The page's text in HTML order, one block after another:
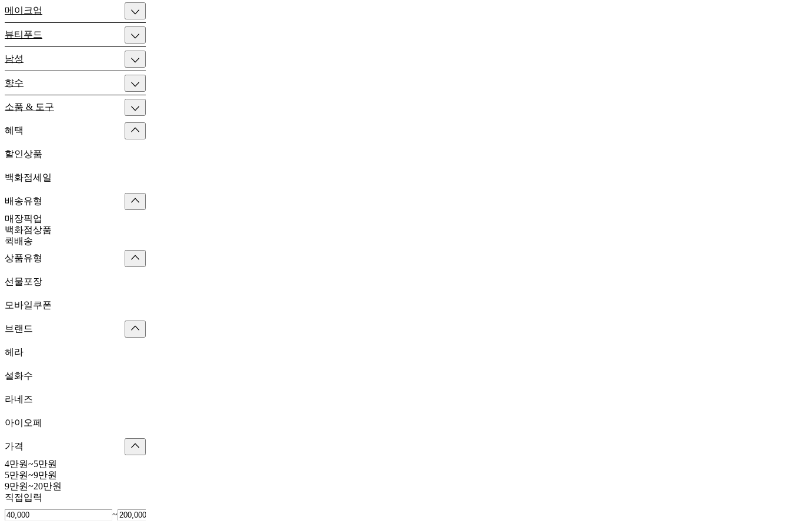
메이크업
뷰티푸드
남성
향수
소품 & 도구
혜택
할인상품
백화점세일
배송유형
매장픽업
백화점상품
퀵배송
상품유형
선물포장
모바일쿠폰
브랜드
헤라
설화수
라네즈
아이오페
가격
4만원~5만원
5만원~9만원
9만원~20만원
직접입력
~